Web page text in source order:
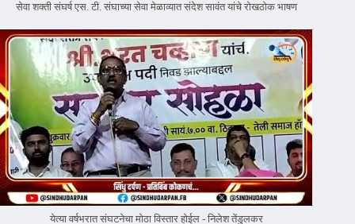
सेवा शक्ती संघर्ष एस. टी. संघाच्या सेवा मेळाव्यात संदेश सावंत यांचे रोखठोक भाषण
येत्या वर्षभरात संघटनेचा मोठा विस्तार होईल - निलेश तेंडुलकर